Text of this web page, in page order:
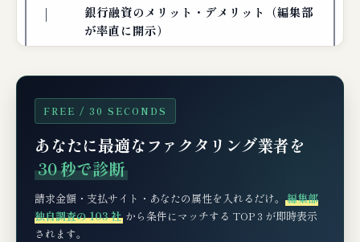
銀行融資のメリット・デメリット（編集部
が率直に開示）
融資との差別化ポイント）
① 信用情報に影響しない（最大の差別化ポイ
ント）
② 即時性（最短60分 vs 銀行融資 2週間〜2ヶ
FREE / 30 SECONDS
あなたに最適なファクタリング業者を
30 秒で診断
請求金額・支払サイト・あなたの属性を入れるだけ。 編集部
独自調査の 103 社 から条件にマッチする TOP 3 が即時表示
されます。